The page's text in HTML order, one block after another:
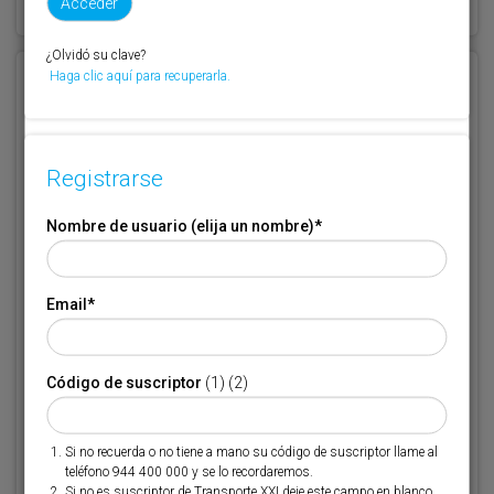
Email*
Código de suscriptor
teléfono 944 400 000 y se lo recordaremos.
* Campo obligatorio
¿Olvidó su clave?
Haga clic aquí para recuperarla.
Registrarse
Nombre de usuario (elija un nombre)*
Email*
Código de suscriptor (1) (2)
Si no recuerda o no tiene a mano su código de suscriptor llame al
teléfono 944 400 000 y se lo recordaremos.